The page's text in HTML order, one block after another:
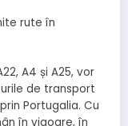
rute în
A4 și A25, vor
de transport
Portugalia. Cu
în vigoare, în